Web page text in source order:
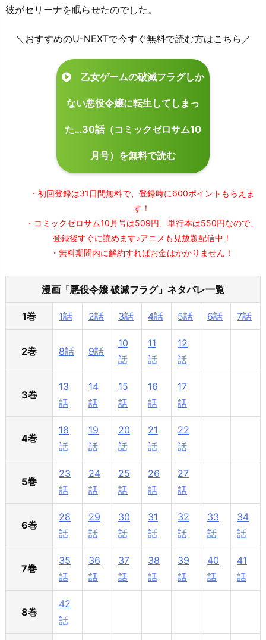
彼がセリーナを眠らせたのでした。
＼おすすめのU-NEXTで今すぐ無料で読む方はこちら／
乙女ゲームの破滅フラグしか
ない悪役令嬢に転生してしまっ
た…30話（コミックゼロサム10
月号）を無料で読む
・初回登録は31日間無料で、 登録時に600ポイントもらえま
す！
・コミックゼロサム10月号は509円、単行本は550円なので、
登録後すぐに読めます♪アニメも見放題配信中！
・無料期間内に解約すればお金はかかりません！
漫画「悪役令嬢 破滅フラグ」ネタバレ一覧
1巻 1話 2話 3話 4話 5話 6話 7話
2巻 8話 9話
10
話
11
話
12
話
3巻
13
話
14
話
15
話
16
話
17
話
4巻
18
話
19
話
20
話
21
話
22
話
5巻
23
話
24
話
25
話
26
話
27
話
6巻
28
話
29
話
30
話
31
話
32
話
33
話
34
話
7巻
35
話
36
話
37
話
38
話
39
話
40
話
41
話
8巻
42
話